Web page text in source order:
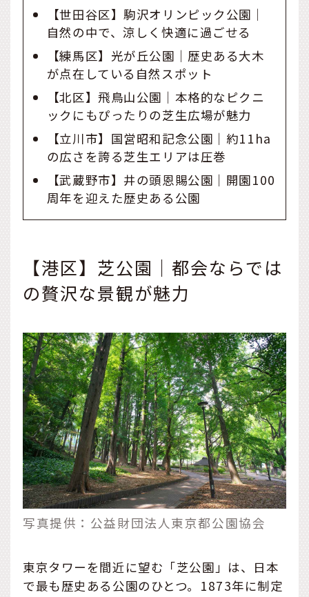
【世田谷区】駒沢オリンピック公園｜
自然の中で、涼しく快適に過ごせる
【練馬区】光が丘公園｜歴史ある大木
が点在している自然スポット
【北区】飛鳥山公園｜本格的なピクニ
ックにもぴったりの芝生広場が魅力
【立川市】国営昭和記念公園｜約11ha
の広さを誇る芝生エリアは圧巻
【武蔵野市】井の頭恩賜公園｜開園100
周年を迎えた歴史ある公園
【港区】芝公園｜都会ならでは
の贅沢な景観が魅力
写真提供：公益財団法人東京都公園協会
東京タワーを間近に望む「芝公園」は、日本
で最も歴史ある公園のひとつ。1873年に制定